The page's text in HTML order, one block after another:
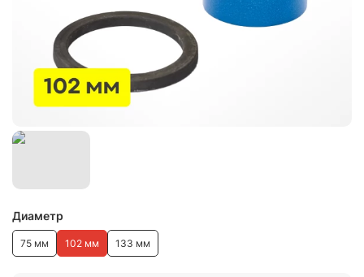
Диаметр
75 мм 102 мм 133 мм